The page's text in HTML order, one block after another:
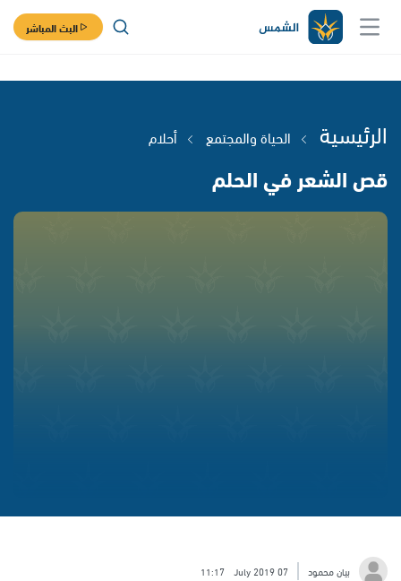
البث المباشر
الرئيسية الحياة والمجتمع أحلام
قص الشعر في الحلم
بيان محمود 07 July 2019
11:17